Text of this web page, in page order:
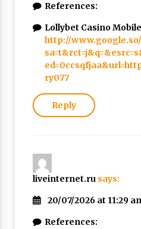
References:
Lollybet Casino Mobile
http://
ry077
Reply
liveinternet.ru says:
20/07/2026 at 11:29
References: